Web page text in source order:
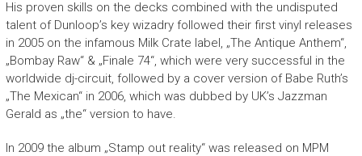
His proven skills on the decks combined with the undisputed
talent of Dunloop’s key wizadry followed their first vinyl releases
in 2005 on the infamous Milk Crate label, „The Antique Anthem“,
„Bombay Raw“ & „Finale 74“, which were very successful in the
worldwide dj-circuit, followed by a cover version of Babe Ruth’s
„The Mexican“ in 2006, which was dubbed by UK’s Jazzman
Gerald as „the“ version to have.
In 2009 the album „Stamp out reality“ was released on MPM